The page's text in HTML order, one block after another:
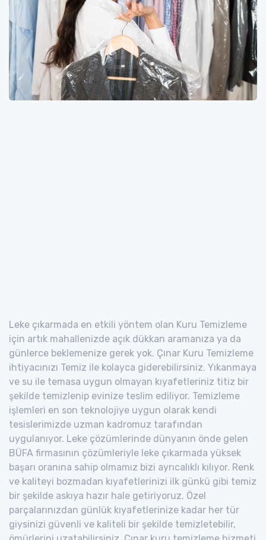
Leke çıkarmada en etkili yöntem olan Kuru Temizleme
için artık mahallenizde açık dükkan aramanıza ya da
günlerce beklemenize gerek yok. Çınar Kuru Temizleme
ihtiyacınızı Temiz ile kolayca giderebilirsiniz. Yıkanmaya
ve su ile temasa uygun olmayan kıyafetleriniz titiz bir
şekilde temizlenip evinize teslim ediliyor. Temizleme
işlemleri en son teknolojiye uygun olarak kendi
tesislerimizde uzman kadromuz tarafından
uygulanıyor. Leke çözümlerinde dünyanın önde gelen
BÜFA firmasının çözümleriyle leke çıkarmada yüksek
başarı oranına sahip olmamız bizi ayrıcalıklı kılıyor. Renk
ve kaliteyi bozmadan kıyafetlerinizi ilk günkü gibi temiz
bir şekilde askıya hazır hale getiriyoruz. Özel
parçalarınızdan günlük kıyafetlerinize kadar her tür
giysinizi güvenli ve kaliteli bir şekilde temizletebilir,